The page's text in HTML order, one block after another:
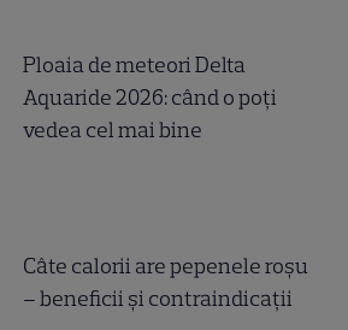
Ploaia de meteori Delta
Aquaride 2026: când o poți
vedea cel mai bine
Câte calorii are pepenele roșu
– beneficii și contraindicații